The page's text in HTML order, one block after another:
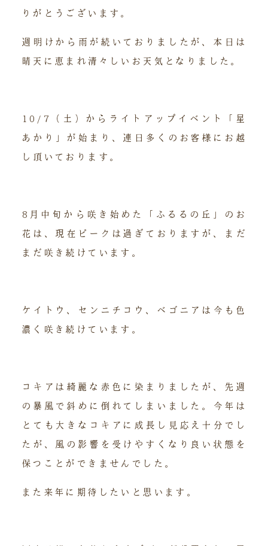
りがとうございます。
週明けから雨が続いておりましたが、本日は
晴天に恵まれ清々しいお天気となりました。
10/7（土）からライトアップイベント「星
あかり」が始まり、連日多くのお客様にお越
し頂いております。
8月中旬から咲き始めた「ふるるの丘」のお
花は、現在ピークは過ぎておりますが、まだ
まだ咲き続けています。
ケイトウ、センニチコウ、ベゴニアは今も色
濃く咲き続けています。
コキアは綺麗な赤色に染まりましたが、先週
の暴風で斜めに倒れてしまいました。今年は
とても大きなコキアに成長し見応え十分でし
たが、風の影響を受けやすくなり良い状態を
保つことができませんでした。
また来年に期待したいと思います。